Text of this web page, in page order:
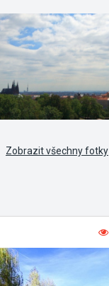
Zobrazit všechny fotky